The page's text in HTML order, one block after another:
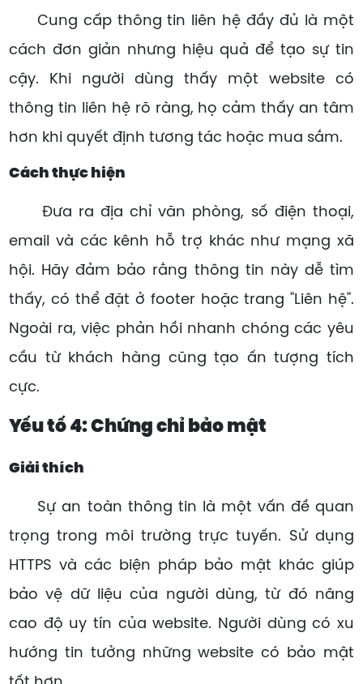
Cung cấp thông tin liên hệ đầy đủ là một
cách đơn giản nhưng hiệu quả để tạo sự tin
cậy. Khi người dùng thấy một website có
thông tin liên hệ rõ ràng, họ cảm thấy an tâm
hơn khi quyết định tương tác hoặc mua sắm.
Cách thực hiện
Đưa ra địa chỉ văn phòng, số điện thoại,
email và các kênh hỗ trợ khác như mạng xã
hội. Hãy đảm bảo rằng thông tin này dễ tìm
thấy, có thể đặt ở footer hoặc trang "Liên hệ".
Ngoài ra, việc phản hồi nhanh chóng các yêu
cầu từ khách hàng cũng tạo ấn tượng tích
cực.
Yếu tố 4: Chứng chỉ bảo mật
Giải thích
Sự an toàn thông tin là một vấn đề quan
trọng trong môi trường trực tuyến. Sử dụng
HTTPS và các biện pháp bảo mật khác giúp
bảo vệ dữ liệu của người dùng, từ đó nâng
cao độ uy tín của website. Người dùng có xu
hướng tin tưởng những website có bảo mật